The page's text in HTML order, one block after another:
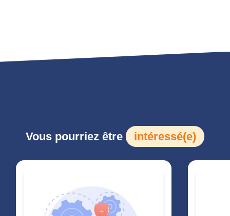
Vous pourriez être intéressé(e)